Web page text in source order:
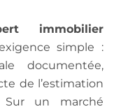
immobilier
simple :
documentée,
de l’estimation
Sur un marché